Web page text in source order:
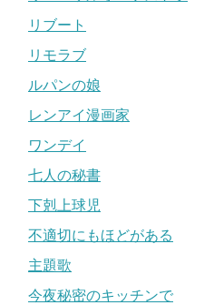
リブート
リモラブ
ルパンの娘
レンアイ漫画家
ワンデイ
七人の秘書
下剋上球児
不適切にもほどがある
主題歌
今夜秘密のキッチンで